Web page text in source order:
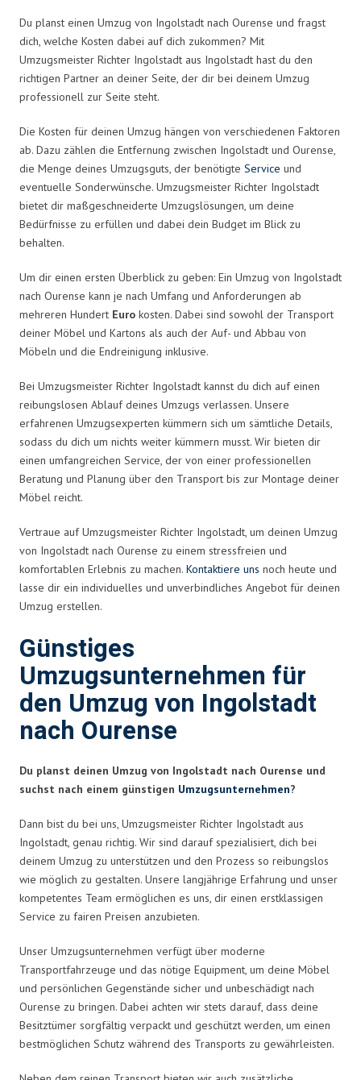
Du planst einen Umzug von Ingolstadt nach Ourense und fragst
dich, welche Kosten dabei auf dich zukommen? Mit
Umzugsmeister Richter Ingolstadt aus Ingolstadt hast du den
richtigen Partner an deiner Seite, der dir bei deinem Umzug
professionell zur Seite steht.
Die Kosten für deinen Umzug hängen von verschiedenen Faktoren
ab. Dazu zählen die Entfernung zwischen Ingolstadt und Ourense,
die Menge deines Umzugsguts, der benötigte Service und
eventuelle Sonderwünsche. Umzugsmeister Richter Ingolstadt
bietet dir maßgeschneiderte Umzugslösungen, um deine
Bedürfnisse zu erfüllen und dabei dein Budget im Blick zu
behalten.
Um dir einen ersten Überblick zu geben: Ein Umzug von Ingolstadt
nach Ourense kann je nach Umfang und Anforderungen ab
mehreren Hundert Euro kosten. Dabei sind sowohl der Transport
deiner Möbel und Kartons als auch der Auf- und Abbau von
Möbeln und die Endreinigung inklusive.
Bei Umzugsmeister Richter Ingolstadt kannst du dich auf einen
reibungslosen Ablauf deines Umzugs verlassen. Unsere
erfahrenen Umzugsexperten kümmern sich um sämtliche Details,
sodass du dich um nichts weiter kümmern musst. Wir bieten dir
einen umfangreichen Service, der von einer professionellen
Beratung und Planung über den Transport bis zur Montage deiner
Möbel reicht.
Vertraue auf Umzugsmeister Richter Ingolstadt, um deinen Umzug
von Ingolstadt nach Ourense zu einem stressfreien und
komfortablen Erlebnis zu machen. Kontaktiere uns noch heute und
lasse dir ein individuelles und unverbindliches Angebot für deinen
Umzug erstellen.
Günstiges
Umzugsunternehmen für
den Umzug von Ingolstadt
nach Ourense
Du planst deinen Umzug von Ingolstadt nach Ourense und
suchst nach einem günstigen Umzugsunternehmen?
Dann bist du bei uns, Umzugsmeister Richter Ingolstadt aus
Ingolstadt, genau richtig. Wir sind darauf spezialisiert, dich bei
deinem Umzug zu unterstützen und den Prozess so reibungslos
wie möglich zu gestalten. Unsere langjährige Erfahrung und unser
kompetentes Team ermöglichen es uns, dir einen erstklassigen
Service zu fairen Preisen anzubieten.
Unser Umzugsunternehmen verfügt über moderne
Transportfahrzeuge und das nötige Equipment, um deine Möbel
und persönlichen Gegenstände sicher und unbeschädigt nach
Ourense zu bringen. Dabei achten wir stets darauf, dass deine
Besitztümer sorgfältig verpackt und geschützt werden, um einen
bestmöglichen Schutz während des Transports zu gewährleisten.